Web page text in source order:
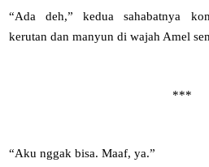
“Ada deh,” kedua sahabatnya
kerutan dan manyun di wajah Amel
***
“Aku nggak bisa. Maaf, ya.”